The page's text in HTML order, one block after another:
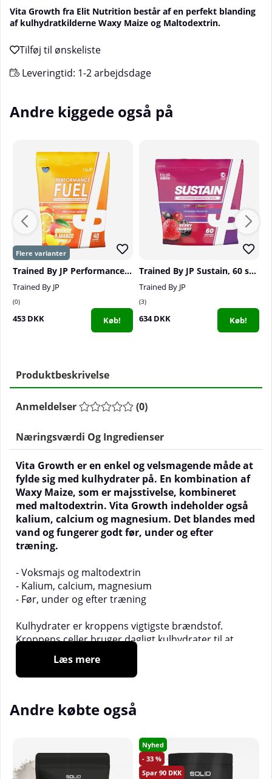
Vita Growth fra Elit Nutrition består af en perfekt blanding
af kulhydratkilderne Waxy Maize og Maltodextrin.
Leveringtid: 1-2 arbejdsdage
Andre kiggede også på
Trained By JP Performance Fuel, 40 serv.
Trained By JP
0
453 DKK Køb!
Trained By JP Sustain, 60 serv.
Trained By JP
3
634 DKK Køb!
Produktbeskrivelse
Anmeldelser (0)
Næringsværdi Og Ingredienser
Vita Growth er en enkel og velsmagende måde at
fylde sig med kulhydrater på. En kombination af
Waxy Maize, som er majsstivelse, kombineret
med maltodextrin. Vita Growth indeholder også
kalium, calcium og magnesium. Det blandes med
vand og fungerer godt før, under og efter
træning.
- Voksmajs og maltodextrin
- Kalium, calcium, magnesium
- Før, under og efter træning
Kulhydrater er kroppens vigtigste brændstof.
Kroppens celler bruger dagligt kulhydrater til at
omdanne energi, især musklerne. Musklerne har en
enorm kapacitet til at forbrænde kulhydrater som
energi, hvilket er naturligt, da det er musklerne, der
Nogle gange er der brug for mere energi i form af
end i form af almindelig mad. Vita Growth er det
perfekte valg. Det er et avanceret kulhydratprodukt
fra Elit Nutrition, som kombinerer Waxy Maize, en
Læs mere
Andre købte også
Nyhed
33
90